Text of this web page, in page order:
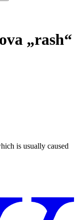
„rash“
is usually caused